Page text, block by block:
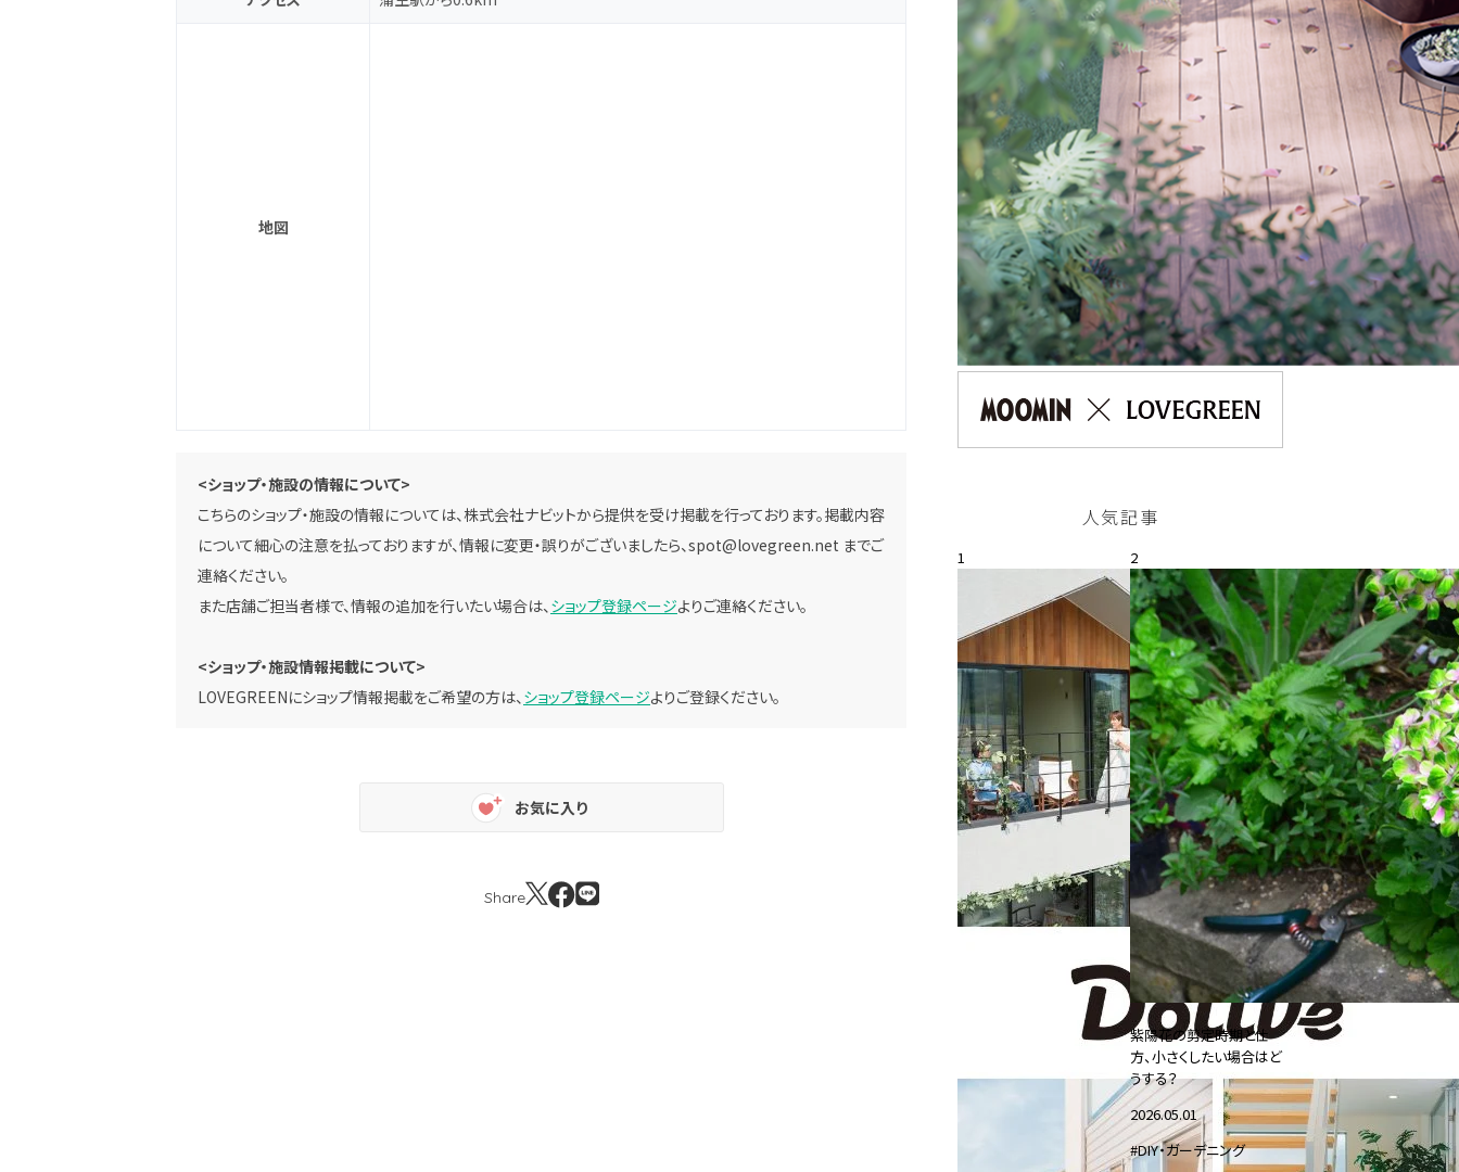
地図
<ショップ・施設の情報について>
こちらのショップ・施設の情報については、株式会社ナビットから提供を受け掲載を行っております。掲載内容
について細心の注意を払っておりますが、情報に変更・誤りがございましたら、spot@lovegreen.net までご
連絡ください。
また店舗ご担当者様で、情報の追加を行いたい場合は、ショップ登録ページよりご連絡ください。
<ショップ・施設情報掲載について>
LOVEGREENにショップ情報掲載をご希望の方は、ショップ登録ページよりご登録ください。
お気に入り
Share
人気記事
1 2
紫陽花の剪定時期と仕
方、小さくしたい場合はど
うする？
2026.05.01
#DIY・ガーデニング